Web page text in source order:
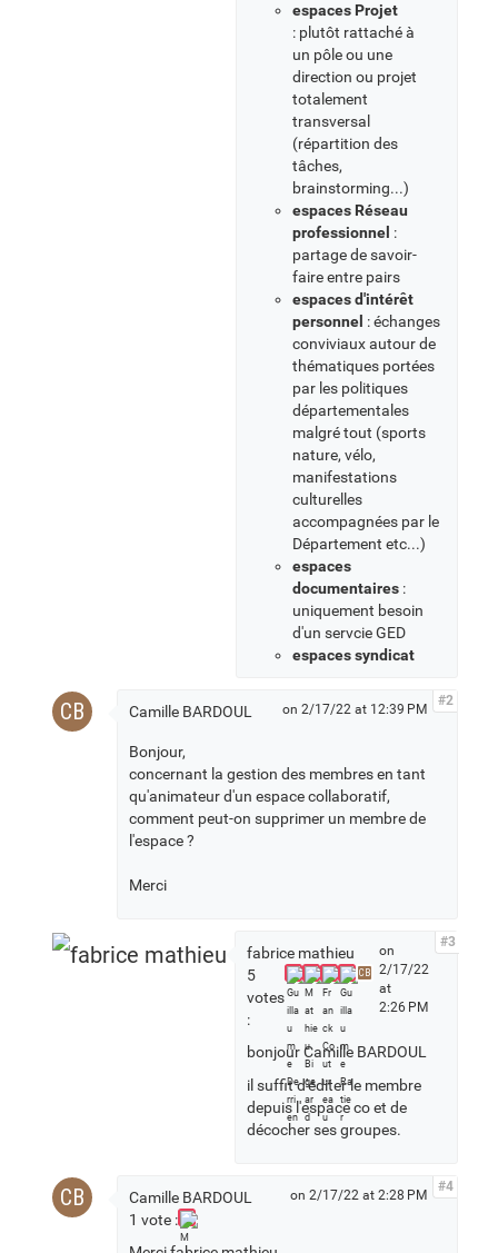
espaces Projet
: plutôt rattaché à
un pôle ou une
direction ou projet
totalement
transversal
(répartition des
tâches,
brainstorming...)
espaces Réseau
professionnel :
partage de savoir-
faire entre pairs
espaces d'intérêt
personnel : échanges
conviviaux autour de
thématiques portées
par les politiques
départementales
malgré tout (sports
nature, vélo,
manifestations
culturelles
accompagnées par le
Département etc...)
espaces
documentaires :
uniquement besoin
d'un servcie GED
espaces syndicat
CB Camille BARDOUL on 2/17/22 at 12:39 PM
#2
Bonjour,
concernant la gestion des membres en tant
qu'animateur d'un espace collaboratif,
comment peut-on supprimer un membre de
l'espace ?
Merci
fabrice mathieu
5
votes
:
CB
on
2/17/22
at
2:26 PM
#3
bonjour Camille BARDOUL
il suffit d'éditer le membre
depuis l'espace co et de
décocher ses groupes.
CB
Camille BARDOUL
1 vote :
on 2/17/22 at 2:28 PM
#4